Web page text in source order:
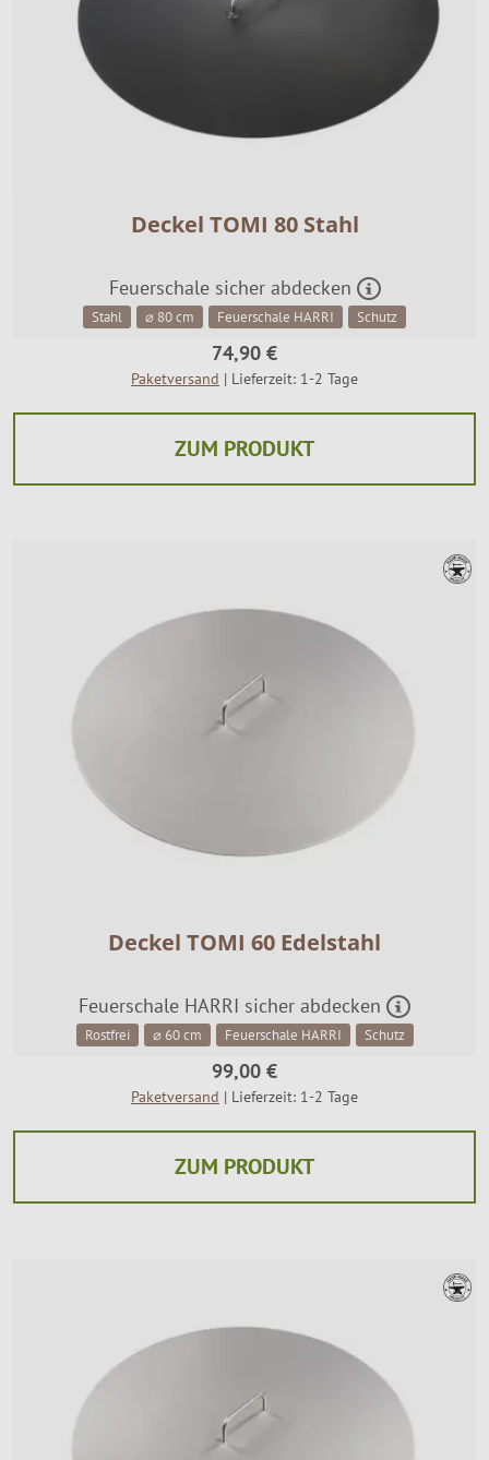
Deckel TOMI 80 Stahl
Feuerschale sicher abdecken
Stahl ⌀ 80 cm Feuerschale HARRI Schutz
74,90 €
Paketversand | Lieferzeit: 1-2 Tage
ZUM PRODUKT
Deckel TOMI 60 Edelstahl
Feuerschale HARRI sicher abdecken
Rostfrei ⌀ 60 cm Feuerschale HARRI Schutz
99,00 €
Paketversand | Lieferzeit: 1-2 Tage
ZUM PRODUKT